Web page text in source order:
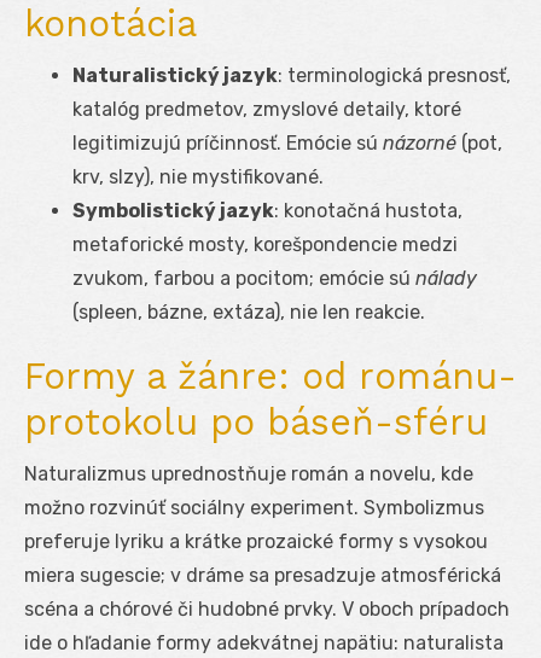
konotácia
Naturalistický jazyk: terminologická presnosť,
katalóg predmetov, zmyslové detaily, ktoré
legitimizujú príčinnosť. Emócie sú názorné (pot,
krv, slzy), nie mystifikované.
Symbolistický jazyk: konotačná hustota,
metaforické mosty, korešpondencie medzi
zvukom, farbou a pocitom; emócie sú nálady
(spleen, bázne, extáza), nie len reakcie.
Formy a žánre: od románu-
protokolu po báseň-sféru
Naturalizmus uprednostňuje román a novelu, kde
možno rozvinúť sociálny experiment. Symbolizmus
preferuje lyriku a krátke prozaické formy s vysokou
miera sugescie; v dráme sa presadzuje atmosférická
scéna a chórové či hudobné prvky. V oboch prípadoch
ide o hľadanie formy adekvátnej napätiu: naturalista